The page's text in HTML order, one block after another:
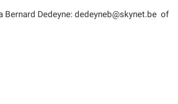
Bernard Dedeyne: dedeyneb@skynet.be of